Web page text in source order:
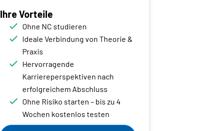
Ihre Vorteile
Ohne NC studieren
Ideale Verbindung von Theorie &
Praxis
Hervorragende
Karriereperspektiven nach
erfolgreichem Abschluss
Ohne Risiko starten – bis zu 4
Wochen kostenlos testen